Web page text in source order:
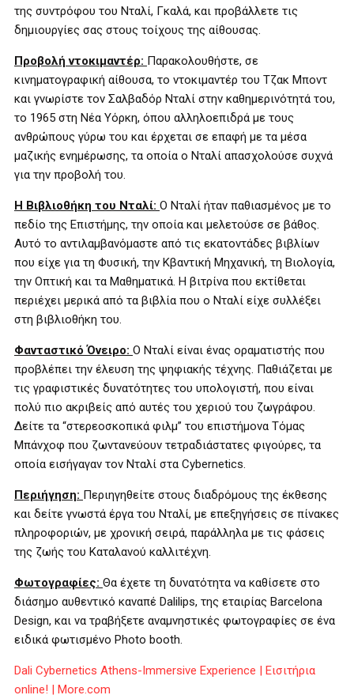
της συντρόφου του Νταλί, Γκαλά, και προβάλλετε τις
δημιουργίες σας στους τοίχους της αίθουσας.
Προβολή ντοκιμαντέρ: Παρακολουθήστε, σε
κινηματογραφική αίθουσα, το ντοκιμαντέρ του Τζακ Μποντ
και γνωρίστε τον Σαλβαδόρ Νταλί στην καθημερινότητά του,
το 1965 στη Νέα Υόρκη, όπου αλληλοεπιδρά με τους
ανθρώπους γύρω του και έρχεται σε επαφή με τα μέσα
μαζικής ενημέρωσης, τα οποία ο Νταλί απασχολούσε συχνά
για την προβολή του.
Η Βιβλιοθήκη του Νταλί: Ο Νταλί ήταν παθιασμένος με το
πεδίο της Επιστήμης, την οποία και μελετούσε σε βάθος.
Αυτό το αντιλαμβανόμαστε από τις εκατοντάδες βιβλίων
που είχε για τη Φυσική, την Κβαντική Μηχανική, τη Βιολογία,
την Οπτική και τα Μαθηματικά. Η βιτρίνα που εκτίθεται
περιέχει μερικά από τα βιβλία που ο Νταλί είχε συλλέξει
στη βιβλιοθήκη του.
Φανταστικό Όνειρο: Ο Νταλί είναι ένας οραματιστής που
προβλέπει την έλευση της ψηφιακής τέχνης. Παθιάζεται με
τις γραφιστικές δυνατότητες του υπολογιστή, που είναι
πολύ πιο ακριβείς από αυτές του χεριού του ζωγράφου.
Δείτε τα “στερεοσκοπικά φιλμ” του επιστήμονα Τόμας
Μπάνχοφ που ζωντανεύουν τετραδιάστατες φιγούρες, τα
οποία εισήγαγαν τον Νταλί στα Cybernetics.
Περιήγηση: Περιηγηθείτε στους διαδρόμους της έκθεσης
και δείτε γνωστά έργα του Νταλί, με επεξηγήσεις σε πίνακες
πληροφοριών, με χρονική σειρά, παράλληλα με τις φάσεις
της ζωής του Καταλανού καλλιτέχνη.
Φωτογραφίες: Θα έχετε τη δυνατότητα να καθίσετε στο
διάσημο αυθεντικό καναπέ Dalilips, της εταιρίας Barcelona
Design, και να τραβήξετε αναμνηστικές φωτογραφίες σε ένα
ειδικά φωτισμένο Photo booth.
Dali Cybernetics Athens-Immersive Experience | Εισιτήρια
online! | More.com